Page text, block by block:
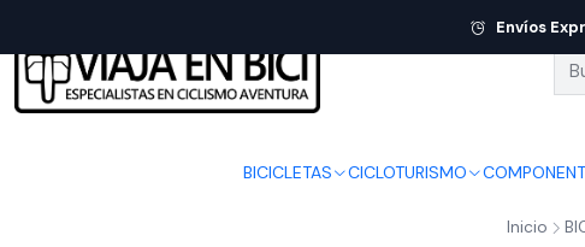
BICICLETAS CICLOTURISMO
Envíos
Inicio